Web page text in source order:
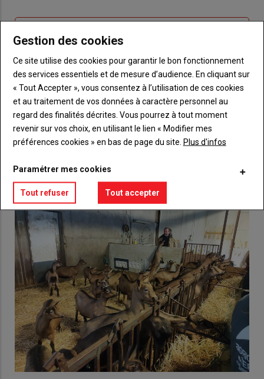
Sous-
titre
Vous n'êtes pas abonné(e)
TITRE CRÉEZ UN COMPTE
BodyChoisissez votre formule et créez votre
compte pour accéder à tout {nom-site}.
Lien Créez un compte
VOUS AIMEREZ AUSSI
Gestion des cookies
Ce site utilise des cookies pour garantir le bon fonctionnement
des services essentiels et de mesure d’audience. En cliquant sur
« Tout Accepter », vous consentez à l’utilisation de ces cookies
et au traitement de vos données à caractère personnel au
regard des finalités décrites. Vous pourrez à tout moment
revenir sur vos choix, en utilisant le lien « Modifier mes
préférences cookies » en bas de page du site. Plus d'infos
Paramétrer mes cookies
Tout refuser Tout accepter